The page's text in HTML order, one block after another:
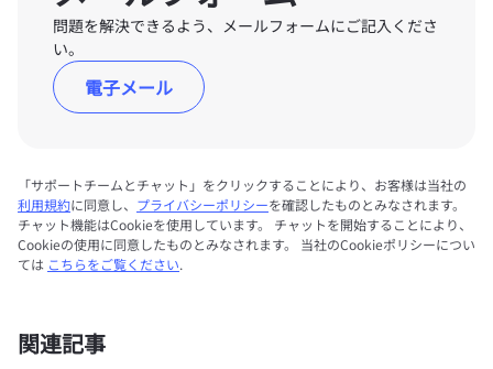
問題を解決できるよう、メールフォームにご記入くださ
い。
電子メール
「サポートチームとチャット」をクリックすることにより、お客様は当社の
利用規約に同意し、 プライバシーポリシーを確認したものとみなされます。
チャット機能はCookieを使用しています。 チャットを開始することにより、
Cookieの使用に同意したものとみなされます。 当社のCookieポリシーについ
ては こちらをご覧ください.
関連記事